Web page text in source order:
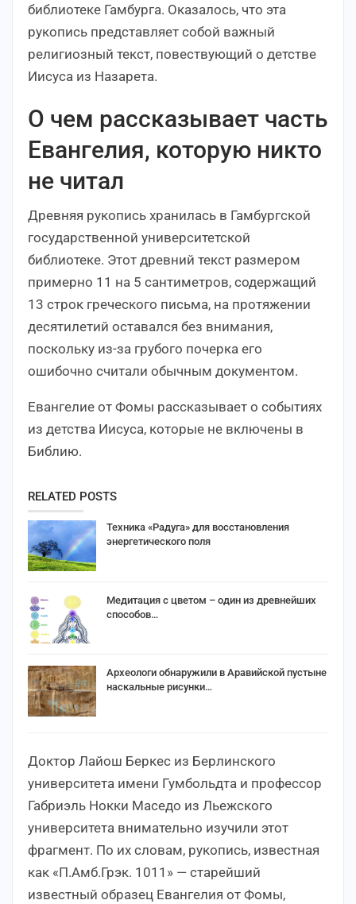
библиотеке Гамбурга. Оказалось, что эта
рукопись представляет собой важный
религиозный текст, повествующий о детстве
Иисуса из Назарета.
О чем рассказывает часть
Евангелия, которую никто
не читал
Древняя рукопись хранилась в Гамбургской
государственной университетской
библиотеке. Этот древний текст размером
примерно 11 на 5 сантиметров, содержащий
13 строк греческого письма, на протяжении
десятилетий оставался без внимания,
поскольку из-за грубого почерка его
ошибочно считали обычным документом.
Евангелие от Фомы рассказывает о событиях
из детства Иисуса, которые не включены в
Библию.
RELATED POSTS
Техника «Радуга» для восстановления
энергетического поля
Медитация с цветом – один из древнейших
способов…
Археологи обнаружили в Аравийской пустыне
наскальные рисунки…
Доктор Лайош Беркес из Берлинского
университета имени Гумбольдта и профессор
Габриэль Нокки Маседо из Льежского
университета внимательно изучили этот
фрагмент. По их словам, рукопись, известная
как «П.Амб.Грэк. 1011» — старейший
известный образец Евангелия от Фомы,